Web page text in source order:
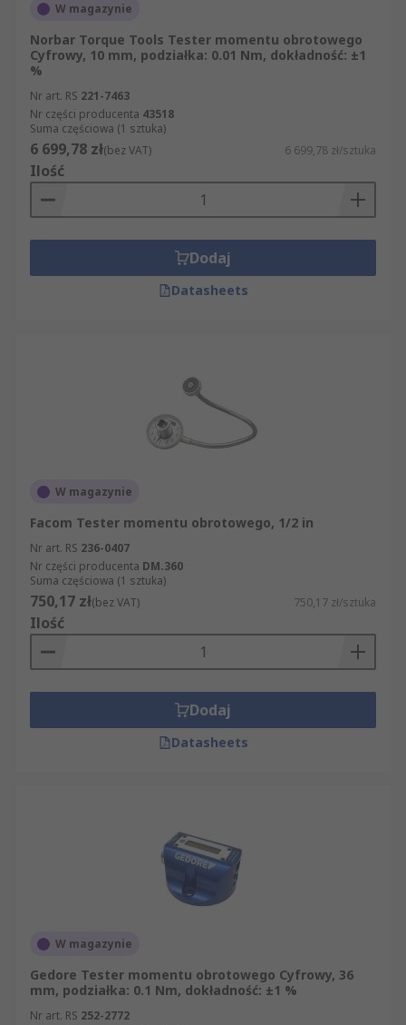
W magazynie
Norbar Torque Tools Tester momentu obrotowego
Cyfrowy, 10 mm, podziałka: 0.01 Nm, dokładność: ±1
%
Nr art. RS 221-7463
Nr części producenta 43518
Suma częściowa (1 sztuka)
6 699,78 zł(bez VAT) 6 699,78 zł/sztuka
Ilość
Dodaj
Datasheets
W magazynie
Facom Tester momentu obrotowego, 1/2 in
Nr art. RS 236-0407
Nr części producenta DM.360
Suma częściowa (1 sztuka)
750,17 zł(bez VAT) 750,17 zł/sztuka
Ilość
Dodaj
Datasheets
W magazynie
Gedore Tester momentu obrotowego Cyfrowy, 36
mm, podziałka: 0.1 Nm, dokładność: ±1 %
Nr art. RS 252-2772